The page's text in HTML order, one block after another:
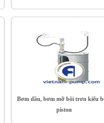
Bơm dầu, bơm mỡ bôi trơn kiểu
piston